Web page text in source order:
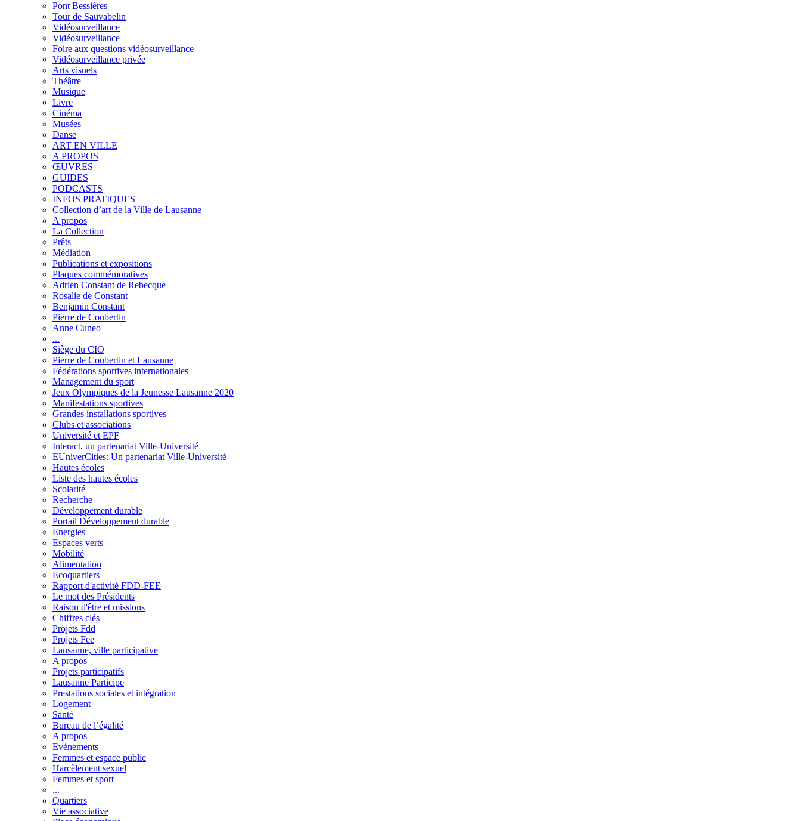
Pont Bessières
Tour de Sauvabelin
Vidéosurveillance
Vidéosurveillance
Foire aux questions vidéosurveillance
Vidéosurveillance privée
Arts visuels
Théâtre
Musique
Livre
Cinéma
Musées
Danse
ART EN VILLE
A PROPOS
ŒUVRES
GUIDES
PODCASTS
INFOS PRATIQUES
Collection d’art de la Ville de Lausanne
A propos
La Collection
Prêts
Médiation
Publications et expositions
Plaques commémoratives
Adrien Constant de Rebecque
Rosalie de Constant
Benjamin Constant
Pierre de Coubertin
Anne Cuneo
...
Siège du CIO
Pierre de Coubertin et Lausanne
Fédérations sportives internationales
Management du sport
Jeux Olympiques de la Jeunesse Lausanne 2020
Manifestations sportives
Grandes installations sportives
Clubs et associations
Université et EPF
Interact, un partenariat Ville-Université
EUniverCities: Un partenariat Ville-Université
Hautes écoles
Liste des hautes écoles
Scolarité
Recherche
Développement durable
Portail Développement durable
Energies
Espaces verts
Mobilité
Alimentation
Ecoquartiers
Rapport d'activité FDD-FEE
Le mot des Présidents
Raison d'être et missions
Chiffres clés
Projets Fdd
Projets Fee
Lausanne, ville participative
A propos
Projets participatifs
Lausanne Participe
Prestations sociales et intégration
Logement
Santé
Bureau de l’égalité
A propos
Evénements
Femmes et espace public
Harcèlement sexuel
Femmes et sport
...
Quartiers
Vie associative